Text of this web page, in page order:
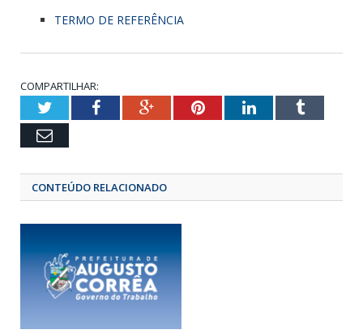
TERMO DE REFERÊNCIA
COMPARTILHAR:
TwitterFacebookGoogle+Pinterest
LinkedIn
Email
CONTEÚDO RELACIONADO